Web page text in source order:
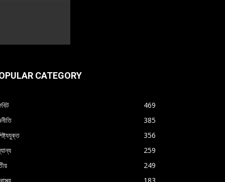
CATEGORY
469
385
356
259
249
183